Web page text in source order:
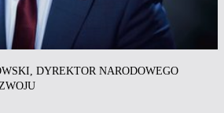
DYREKTOR NARODOWEGO